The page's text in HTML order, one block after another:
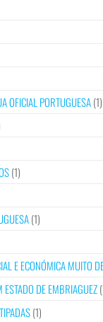
OFICIAL PORTUGUESA(1)
(1)
(1)
E ECONÓMICA MUITO
DE EMBRIAGUEZ
(1)